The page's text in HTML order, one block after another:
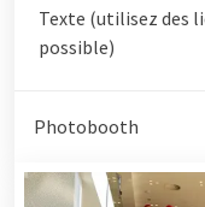
Texte (utilisez des
possible)
Photobooth